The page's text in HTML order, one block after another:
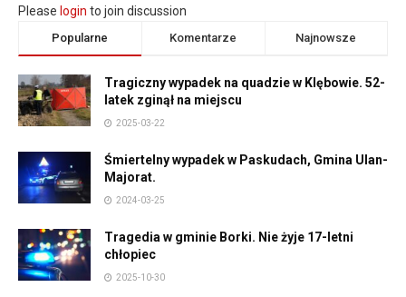
Please login to join discussion
Popularne Komentarze Najnowsze
Tragiczny wypadek na quadzie w Klębowie. 52-
latek zginął na miejscu
2025-03-22
Śmiertelny wypadek w Paskudach, Gmina Ulan-
Majorat.
2024-03-25
Tragedia w gminie Borki. Nie żyje 17-letni
chłopiec
2025-10-30